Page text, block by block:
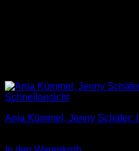
Schnellansicht
Anja Kümmel, Jenny Schäfer: